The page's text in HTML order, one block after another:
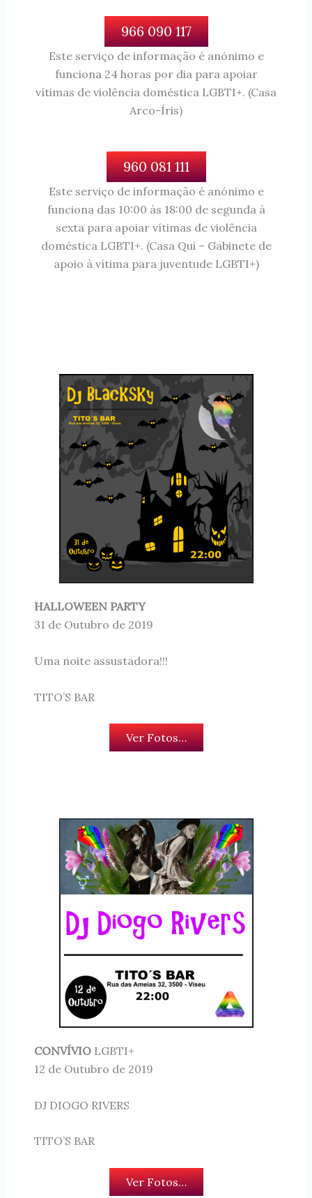
966 090 117
Este serviço de informação é anónimo e
funciona 24 horas por dia para apoiar
vítimas de violência doméstica LGBTI+. (Casa
Arco-Íris)
960 081 111
Este serviço de informação é anónimo e
funciona das 10:00 às 18:00 de segunda à
sexta para apoiar vítimas de violência
doméstica LGBTI+. (Casa Qui – Gabinete de
apoio à vítima para juventude LGBTI+)
HALLOWEEN PARTY
31 de Outubro de 2019
Uma noite assustadora!!!
TITO’S BAR
Ver Fotos…
CONVÍVIO LGBTI+
12 de Outubro de 2019
DJ DIOGO RIVERS
TITO’S BAR
Ver Fotos…